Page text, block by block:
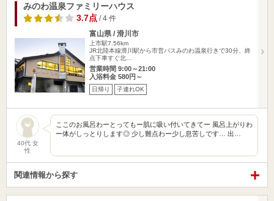
みのわ温泉ファミリーハウス
3.7点 / 4 件
富山県 / 滑川市
上市駅7.56km
JR北陸本線滑川駅から市営バスみのわ温泉行きで30分、終
点下車すぐ北…
営業時間 9:00～21:00
入浴料金 580円～
日帰り 子連れOK
40代 女
性
ここのお風呂わーとってもー肌に吸い付いてきてー 風呂上がりわ
ー体がしっとりします◎ 少し難点わー少し息苦しです… 出…
関連情報から探す